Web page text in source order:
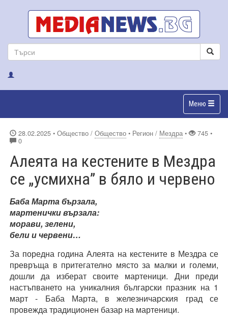
Меню
28.02.2025 • Общество / Общество • Регион / Мездра •
745 •
0
Алеята на кестените в Мездра
се „усмихна” в бяло и червено
Баба Марта бързала,
мартенички вързала:
морави, зелени,
бели и червени…
За поредна година Алеята на кестените в Мездра се
превръща в притегателно място за малки и големи,
дошли да изберат своите мартеници. Дни преди
настъпването на уникалния български празник на 1
март - Баба Марта, в железничарския град се
провежда традиционен базар на мартеници.